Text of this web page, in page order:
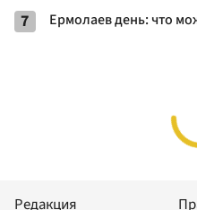
7 Ермолаев день: что
Редакция